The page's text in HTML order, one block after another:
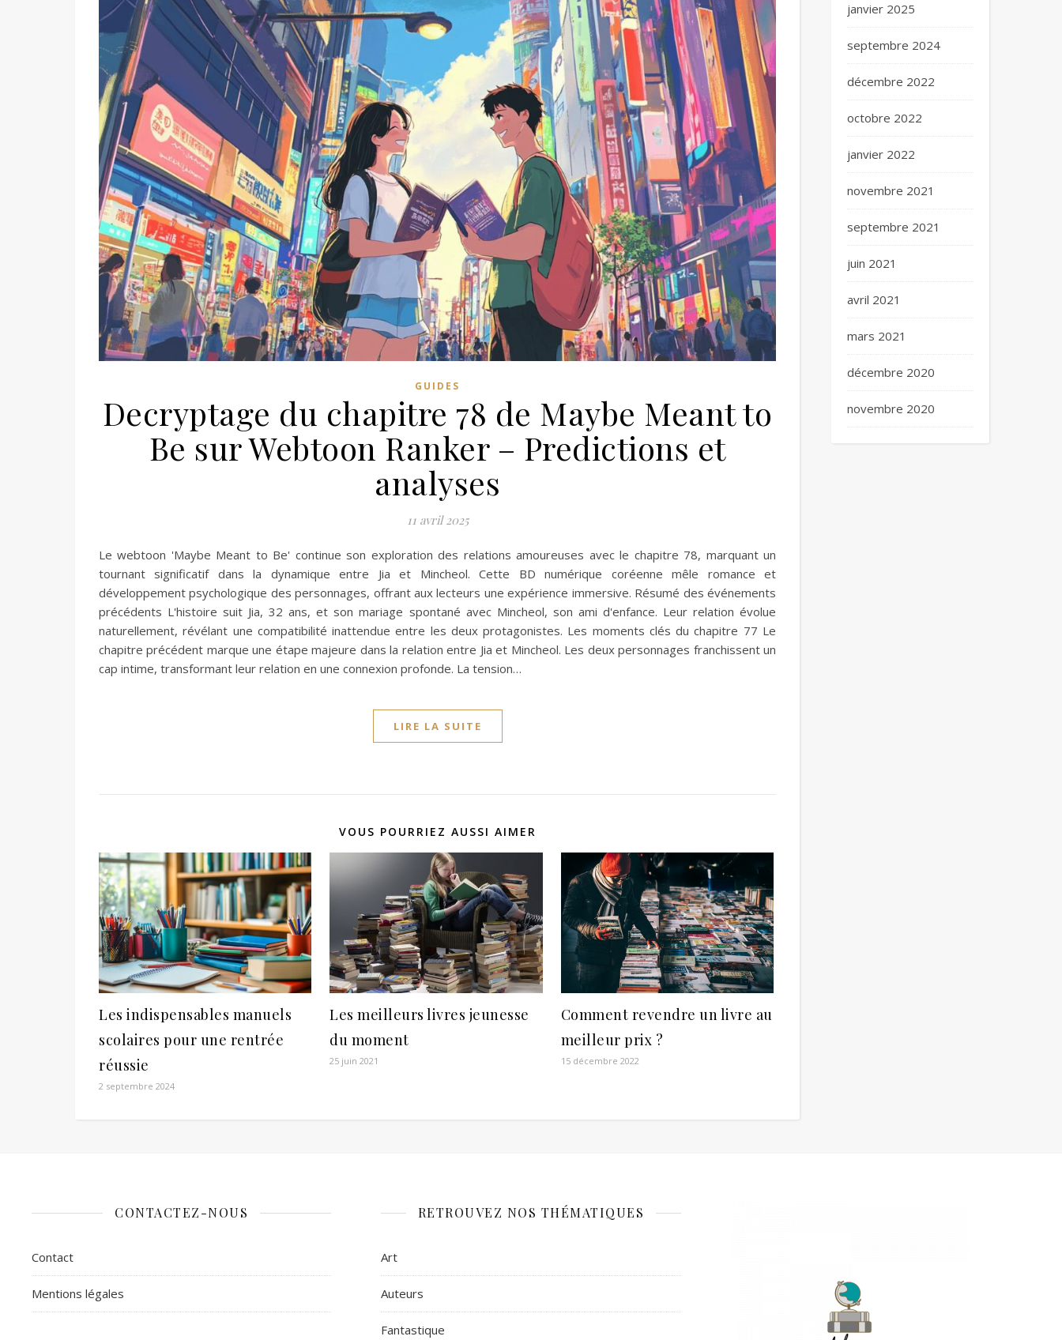
GUIDES
Decryptage du chapitre 78 de Maybe Meant to
Be sur Webtoon Ranker – Predictions et
analyses
11 avril 2025
Le webtoon 'Maybe Meant to Be' continue son exploration des relations amoureuses avec le chapitre 78, marquant un
tournant significatif dans la dynamique entre Jia et Mincheol. Cette BD numérique coréenne mêle romance et
développement psychologique des personnages, offrant aux lecteurs une expérience immersive. Résumé des événements
précédents L'histoire suit Jia, 32 ans, et son mariage spontané avec Mincheol, son ami d'enfance. Leur relation évolue
naturellement, révélant une compatibilité inattendue entre les deux protagonistes. Les moments clés du chapitre 77 Le
chapitre précédent marque une étape majeure dans la relation entre Jia et Mincheol. Les deux personnages franchissent un
cap intime, transformant leur relation en une connexion profonde. La tension…
LIRE LA SUITE
VOUS POURRIEZ AUSSI AIMER
Les indispensables manuels
scolaires pour une rentrée
réussie
2 septembre 2024
Les meilleurs livres jeunesse
du moment
25 juin 2021
Comment revendre un livre au
meilleur prix ?
15 décembre 2022
janvier 2025
septembre 2024
décembre 2022
octobre 2022
janvier 2022
novembre 2021
septembre 2021
juin 2021
avril 2021
mars 2021
décembre 2020
novembre 2020
CONTACTEZ-NOUS
Contact
Mentions légales
RETROUVEZ NOS THÉMATIQUES
Art
Auteurs
Fantastique